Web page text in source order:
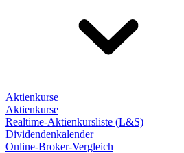
Aktienkurse
Aktienkurse
Realtime-Aktienkursliste (L&S)
Dividendenkalender
Online-Broker-Vergleich